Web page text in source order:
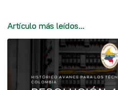
Artículo más leídos...